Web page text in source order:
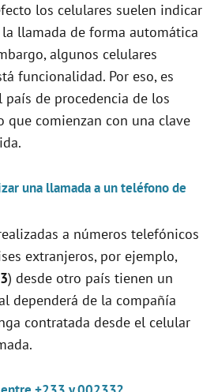
e
o
los celulares suelen indicar
llamada de forma automática
algunos celulares
funcionalidad. Por eso, es
país de procedencia de los
que comienzan con una clave
una llamada a un teléfono de
a números telefónicos
extranjeros, por ejemplo,
) desde otro país tienen un
dependerá de la compañía
contratada desde el celular